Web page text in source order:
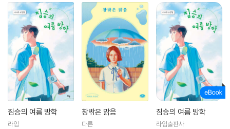
짐승의 여름 방학
라임
창밖은 맑음
다른
짐승의 여름 방학
라임출판사